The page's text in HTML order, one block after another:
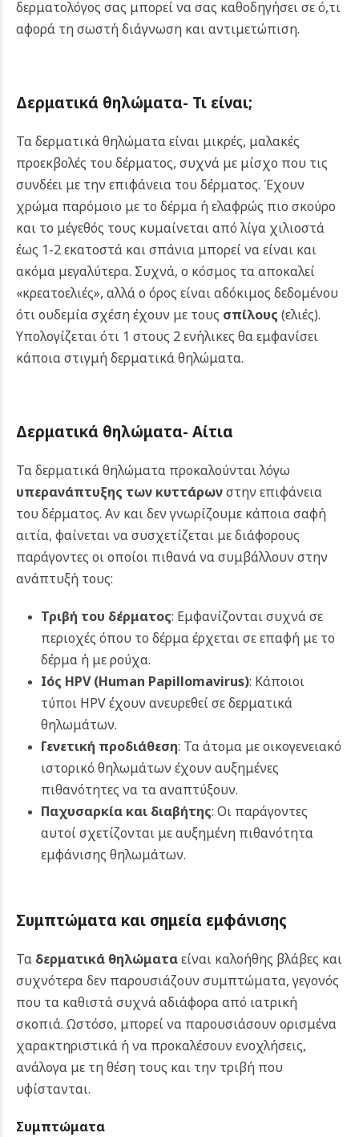
δερματολόγος σας μπορεί να σας καθοδηγήσει σε ό,τι
αφορά τη σωστή διάγνωση και αντιμετώπιση.
Δερματικά θηλώματα- Τι είναι;
Τα δερματικά θηλώματα είναι μικρές, μαλακές
προεκβολές του δέρματος, συχνά με μίσχο που τις
συνδέει με την επιφάνεια του δέρματος. Έχουν
χρώμα παρόμοιο με το δέρμα ή ελαφρώς πιο σκούρο
και το μέγεθός τους κυμαίνεται από λίγα χιλιοστά
έως 1-2 εκατοστά και σπάνια μπορεί να είναι και
ακόμα μεγαλύτερα. Συχνά, ο κόσμος τα αποκαλεί
«κρεατοελιές», αλλά ο όρος είναι αδόκιμος δεδομένου
ότι ουδεμία σχέση έχουν με τους σπίλους (ελιές).
Υπολογίζεται ότι 1 στους 2 ενήλικες θα εμφανίσει
κάποια στιγμή δερματικά θηλώματα.
Δερματικά θηλώματα- Αίτια
Τα δερματικά θηλώματα προκαλούνται λόγω
υπερανάπτυξης των κυττάρωνστην επιφάνεια
του δέρματος. Αν και δεν γνωρίζουμε κάποια σαφή
αιτία, φαίνεται να συσχετίζεται με διάφορους
παράγοντες οι οποίοι πιθανά να συμβάλλουν στην
ανάπτυξή τους:
Τριβή του δέρματος: Εμφανίζονται συχνά σε
περιοχές όπου το δέρμα έρχεται σε επαφή με το
δέρμα ή με ρούχα.
Ιός HPV (Human Papillomavirus): Κάποιοι
τύποι HPV έχουν ανευρεθεί σε δερματικά
θηλωμάτων.
Γενετική προδιάθεση: Τα άτομα με οικογενειακό
ιστορικό θηλωμάτων έχουν αυξημένες
πιθανότητες να τα αναπτύξουν.
Παχυσαρκία και διαβήτης: Οι παράγοντες
αυτοί σχετίζονται με αυξημένη πιθανότητα
εμφάνισης θηλωμάτων.
Συμπτώματα και σημεία εμφάνισης
Τα δερματικά θηλώματαείναι καλοήθης βλάβες και
συχνότερα δεν παρουσιάζουν συμπτώματα, γεγονός
που τα καθιστά συχνά αδιάφορα από ιατρική
σκοπιά. Ωστόσο, μπορεί να παρουσιάσουν ορισμένα
χαρακτηριστικά ή να προκαλέσουν ενοχλήσεις,
ανάλογα με τη θέση τους και την τριβή που
υφίστανται.
Συμπτώματα